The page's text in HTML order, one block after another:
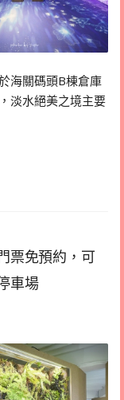
海關碼頭B棟倉庫
淡水絕美之境主要
票免預約，可
車場